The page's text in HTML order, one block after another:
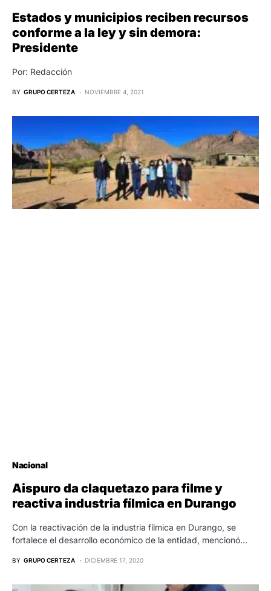
Estados y municipios reciben recursos
conforme a la ley y sin demora:
Presidente
Por: Redacción
BY GRUPO CERTEZA NOVIEMBRE 4, 2021
Nacional
Aispuro da claquetazo para filme y
reactiva industria fílmica en Durango
Con la reactivación de la industria fílmica en Durango, se
fortalece el desarrollo económico de la entidad, mencionó…
BY GRUPO CERTEZA DICIEMBRE 17, 2020